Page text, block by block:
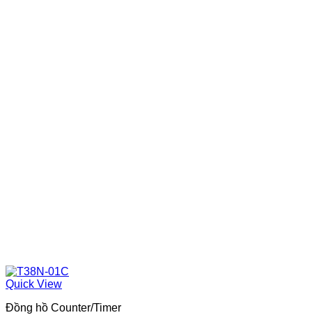
Quick View
Đồng hồ Counter/Timer